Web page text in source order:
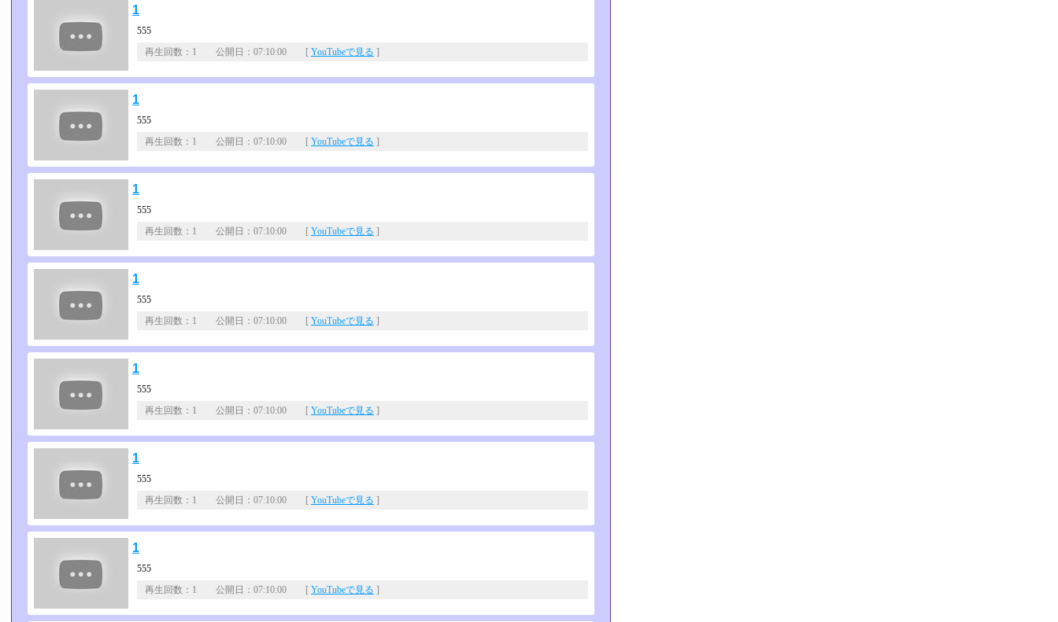
1
555
再生回数：1 公開日：07:10:00 [ YouTubeで見る ]
1
555
再生回数：1 公開日：07:10:00 [ YouTubeで見る ]
1
555
再生回数：1 公開日：07:10:00 [ YouTubeで見る ]
1
555
再生回数：1 公開日：07:10:00 [ YouTubeで見る ]
1
555
再生回数：1 公開日：07:10:00 [ YouTubeで見る ]
1
555
再生回数：1 公開日：07:10:00 [ YouTubeで見る ]
1
555
再生回数：1 公開日：07:10:00 [ YouTubeで見る ]